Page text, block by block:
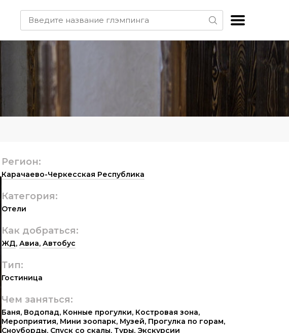
Регион:
Карачаево-Черкесская Республика
Категория:
Отели
Как добраться:
ЖД, Авиа, Автобус
Тип:
Гостиница
Чем заняться:
Баня, Водопад, Конные прогулки, Костровая зона,
Мероприятия, Мини зоопарк, Музей, Прогулка по горам,
Сноуборды, Спуск со скалы, Туры, Экскурсии